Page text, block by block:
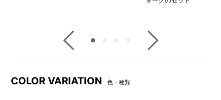
COLOR VARIATION 色・種類